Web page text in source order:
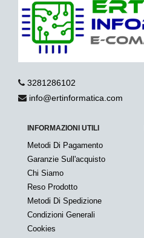
3281286102
info@ertinformatica.com
INFORMAZIONI UTILI
Metodi Di Pagamento
Garanzie Sull'acquisto
Chi Siamo
Reso Prodotto
Metodi Di Spedizione
Condizioni Generali
Cookies